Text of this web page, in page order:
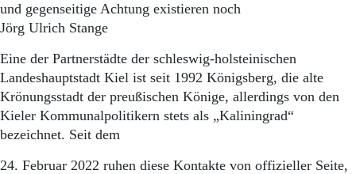
und gegenseitige Achtung existieren noch
Jörg Ulrich Stange
Eine der Partnerstädte der schleswig-holsteinischen
Landeshauptstadt Kiel ist seit 1992 Königsberg, die alte
Krönungsstadt der preußischen Könige, allerdings von den
Kieler Kommunalpolitikern stets als „Kaliningrad“
bezeichnet. Seit dem
24. Februar 2022 ruhen diese Kontakte von offizieller Seite,